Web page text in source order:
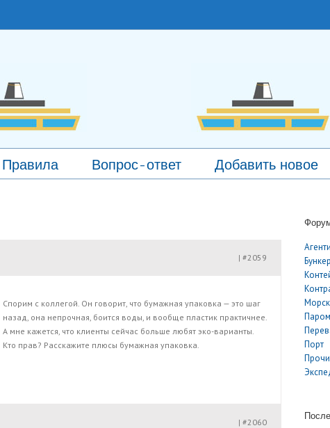
Правила Вопрос-ответ Добавить новое
#2059
|
Спорим с коллегой. Он говорит, что бумажная упаковка — это шаг
назад, она непрочная, боится воды, и вообще пластик практичнее.
А мне кажется, что клиенты сейчас больше любят эко-варианты.
Кто прав? Расскажите плюсы бумажная упаковка.
#2060
|
Паром
Порт